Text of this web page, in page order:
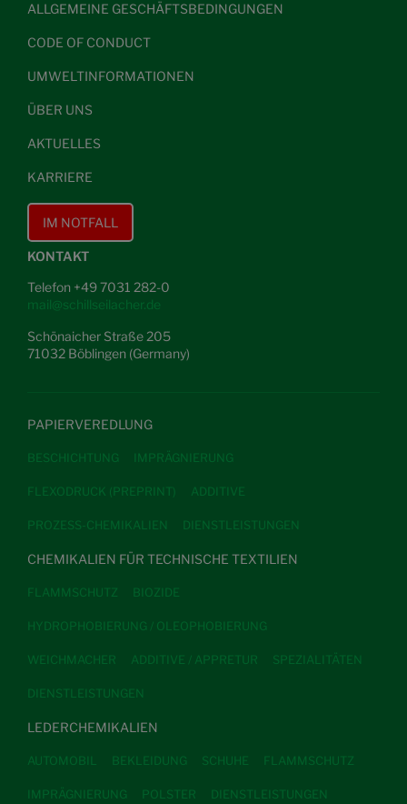
ALLGEMEINE GESCHÄFTSBEDINGUNGEN
CODE OF CONDUCT
UMWELTINFORMATIONEN
ÜBER UNS
AKTUELLES
KARRIERE
IM NOTFALL
KONTAKT
Telefon +49 7031 282-0
mail@schillseilacher.de
Schönaicher Straße 205
71032 Böblingen (Germany)
PAPIERVEREDLUNG
BESCHICHTUNG IMPRÄGNIERUNG
FLEXODRUCK (PREPRINT) ADDITIVE
PROZESS-CHEMIKALIEN DIENSTLEISTUNGEN
CHEMIKALIEN FÜR TECHNISCHE TEXTILIEN
FLAMMSCHUTZ BIOZIDE
HYDROPHOBIERUNG / OLEOPHOBIERUNG
WEICHMACHER ADDITIVE / APPRETUR SPEZIALITÄTEN
DIENSTLEISTUNGEN
LEDERCHEMIKALIEN
AUTOMOBIL BEKLEIDUNG SCHUHE FLAMMSCHUTZ
IMPRÄGNIERUNG POLSTER DIENSTLEISTUNGEN